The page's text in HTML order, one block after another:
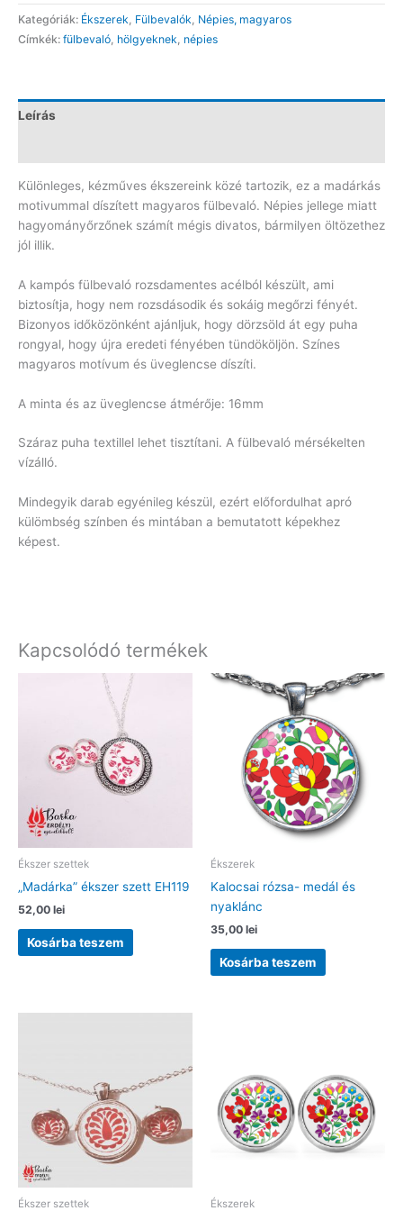
fülbevaló
EH119
mennyiség
Kategóriák: Ékszerek, Fülbevalók, Népies, magyaros
Címkék: fülbevaló, hölgyeknek, népies
Leírás
Különleges, kézműves ékszereink közé tartozik, ez a madárkás
motivummal díszített magyaros fülbevaló. Népies jellege miatt
hagyományőrzőnek számít mégis divatos, bármilyen öltözethez
jól illik.
A kampós fülbevaló rozsdamentes acélból készült, ami
biztosítja, hogy nem rozsdásodik és sokáig megőrzi fényét.
Bizonyos időközönként ajánljuk, hogy dörzsöld át egy puha
rongyal, hogy újra eredeti fényében tündököljön. Színes
magyaros motívum és üveglencse díszíti.
A minta és az üveglencse átmérője: 16mm
Száraz puha textillel lehet tisztítani. A fülbevaló mérsékelten
vízálló.
Mindegyik darab egyénileg készül, ezért előfordulhat apró
külömbség színben és mintában a bemutatott képekhez
képest.
Kapcsolódó termékek
Ékszer szettek
„Madárka” ékszer szett EH119
52,00 lei
Kosárba teszem
Ékszerek
Kalocsai rózsa- medál és
nyaklánc
35,00 lei
Kosárba teszem
Ékszer szettek Ékszerek